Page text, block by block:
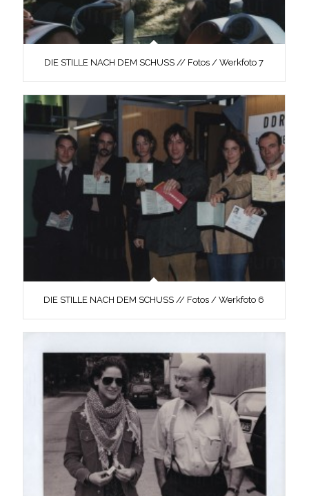
DIE STILLE NACH DEM SCHUSS // Fotos / Werkfoto 7
DIE STILLE NACH DEM SCHUSS // Fotos / Werkfoto 6